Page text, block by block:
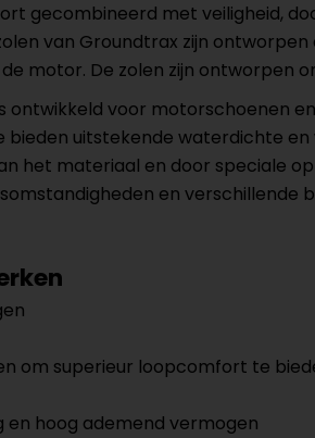
gecombineerd met veiligheid,
van Groundtrax zijn
motor. De zolen zijn
ontwikkeld voor motorschoenen
uitstekende waterdichte
het materiaal en door speciale
en verschillende
om superieur loopcomfort te
hoog ademend vermogen